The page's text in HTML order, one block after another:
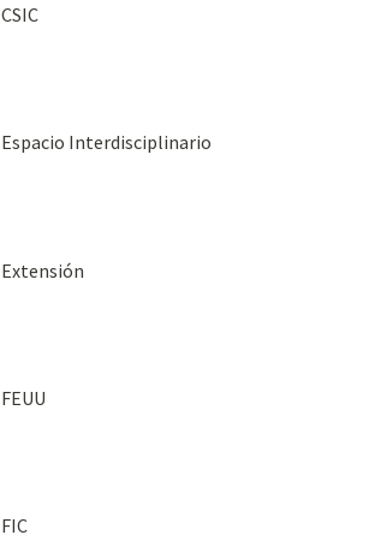
CSIC
Espacio Interdisciplinario
Extensión
FEUU
FIC